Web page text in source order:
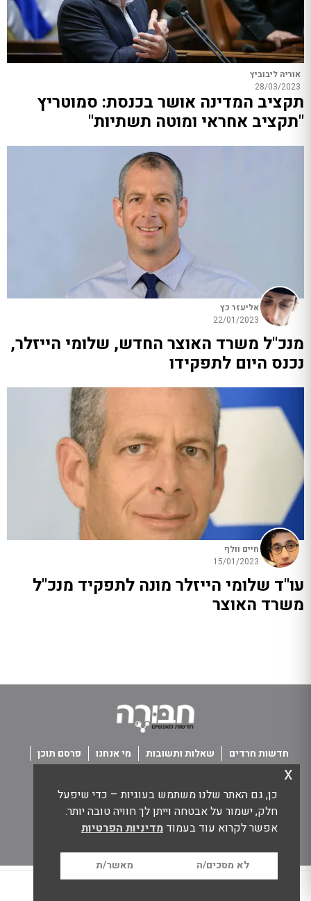
אוריה ליבוביץ
28/03/2023
תקציב המדינה אושר בכנסת: סמוטריץ
"תקציב אחראי ומוטה תשתיות"
אליעזר כץ
22/01/2023
מנכ"ל משרד האוצר החדש, שלומי הייזלר,
נכנס היום לתפקידו
חיים וולף
15/01/2023
עו"ד שלומי הייזלר מונה לתפקיד מנכ"ל
משרד האוצר
כן, גם האתר שלנו משתמש בעוגיות – כדי שיפעל
חלק, ישמור על אבטחה וייתן לך חוויה טובה יותר.
אפשר לקרוא עוד בעמוד מדיניות הפרטיות
לא מסכים/ה מאשר/ת
x
חדשות חרדים שאלות ותשובות מי אנחנו
פרסם תוכן
כל הזכויות שמורות חבורה - חדשות מאנשים